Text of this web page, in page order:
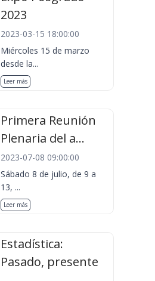
2023
2023-03-15 18:00:00
Miércoles 15 de marzo
desde la...
Leer más
Primera Reunión
Plenaria del a...
2023-07-08 09:00:00
Sábado 8 de julio, de 9 a
13, ...
Leer más
Estadística:
Pasado, presente